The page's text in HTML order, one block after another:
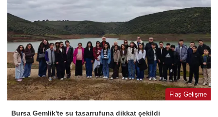
Flaş Gelişme
Bursa Gemlik'te su tasarrufuna dikkat çekildi